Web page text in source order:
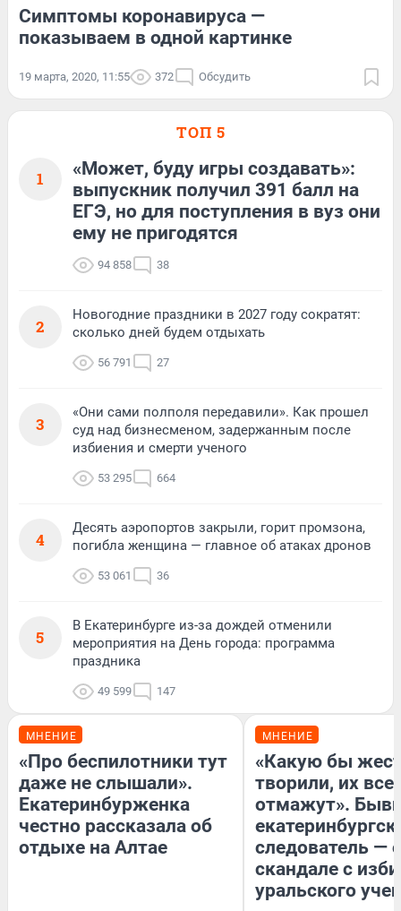
Симптомы коронавируса —
показываем в одной картинке
19 марта, 2020, 11:55 372 Обсудить
ТОП 5
1
«Может, буду игры создавать»:
выпускник получил 391 балл на
ЕГЭ, но для поступления в вуз они
ему не пригодятся
94 858 38
2
Новогодние праздники в 2027 году сократят:
сколько дней будем отдыхать
56 791 27
3
«Они сами полполя передавили». Как прошел
суд над бизнесменом, задержанным после
избиения и смерти ученого
53 295 664
4
Десять аэропортов закрыли, горит промзона,
погибла женщина — главное об атаках дронов
53 061 36
5
В Екатеринбурге из-за дождей отменили
мероприятия на День города: программа
праздника
49 599 147
МНЕНИЕ
«Про беспилотники тут
даже не слышали».
Екатеринбурженка
честно рассказала об
отдыхе на Алтае
МНЕНИЕ
«Какую бы
творили, их
отмажут».
следователь —
скандале с
уральского